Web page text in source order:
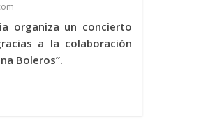
organiza un concierto
a la colaboración
Boleros”.